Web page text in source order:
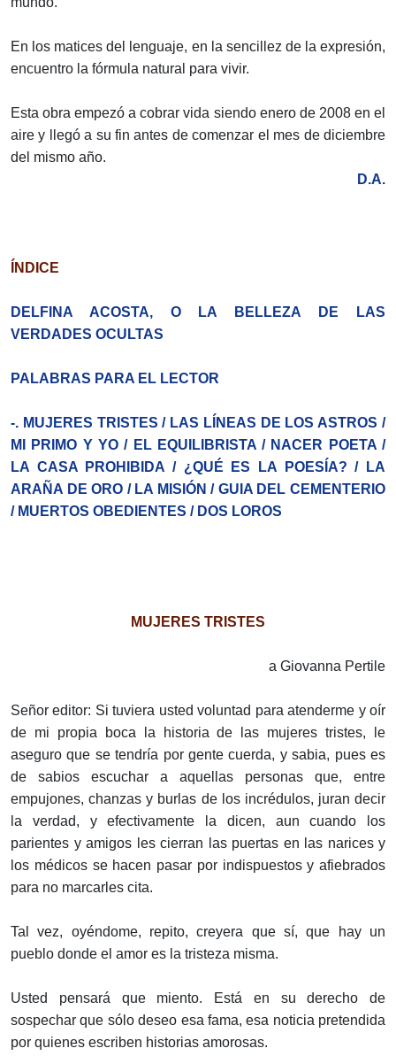
En los matices del lenguaje, en la sencillez de la expresión,
encuentro la fórmula natural para vivir.
Esta obra empezó a cobrar vida siendo enero de 2008 en el
aire y llegó a su fin antes de comenzar el mes de diciembre
del mismo año.
D.A.
ÍNDICE
DELFINA ACOSTA, O LA BELLEZA DE LAS
VERDADES OCULTAS
PALABRAS PARA EL LECTOR
-. MUJERES TRISTES / LAS LÍNEAS DE LOS ASTROS /
MI PRIMO Y YO / EL EQUILIBRISTA / NACER POETA /
LA CASA PROHIBIDA / ¿QUÉ ES LA POESÍA? / LA
ARAÑA DE ORO / LA MISIÓN / GUIA DEL CEMENTERIO
/ MUERTOS OBEDIENTES / DOS LOROS
MUJERES TRISTES
a Giovanna Pertile
Señor editor: Si tuviera usted voluntad para atenderme y oír
de mi propia boca la historia de las mujeres tristes, le
aseguro que se tendría por gente cuerda, y sabia, pues es
de sabios escuchar a aquellas personas que, entre
empujones, chanzas y burlas de los incrédulos, juran decir
la verdad, y efectivamente la dicen, aun cuando los
parientes y amigos les cierran las puertas en las narices y
los médicos se hacen pasar por indispuestos y afiebrados
para no marcarles cita.
Tal vez, oyéndome, repito, creyera que sí, que hay un
pueblo donde el amor es la tristeza misma.
Usted pensará que miento. Está en su derecho de
sospechar que sólo deseo esa fama, esa noticia pretendida
por quienes escriben historias amorosas.